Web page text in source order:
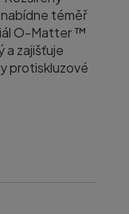
téměř
O-Matter ™
a zajišťuje
protiskluzové